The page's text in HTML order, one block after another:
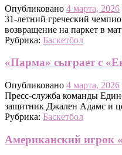
Опубликовано 4 марта, 2026
31-летний греческий
возвращение на паркет в
Рубрика: Баскетбол
«Парма» сыграет с
Опубликовано 4 марта, 2026
Пресс-служба команды
защитник Джален Адамс и
Рубрика: Баскетбол
Американский игрок